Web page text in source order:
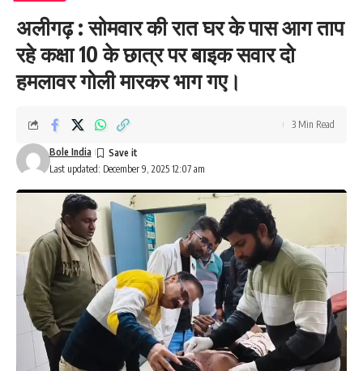
अलीगढ़ : सोमवार की रात घर के पास आग ताप
रहे कक्षा 10 के छात्र पर बाइक सवार दो
हमलावर गोली मारकर भाग गए।
Last updated: December 9, 2025 12:07 am
Bole India
3 Min Read